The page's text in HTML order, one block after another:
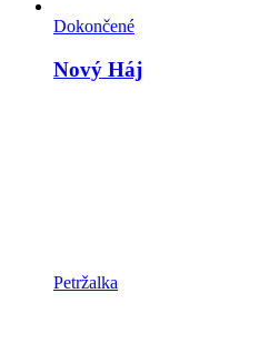
Dokončené
Nový Háj
Petržalka